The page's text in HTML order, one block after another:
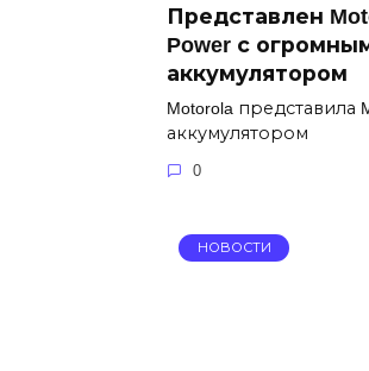
Представлен
Power с
аккумулятором
Motorola представила
аккумулятором
0
НОВОСТИ